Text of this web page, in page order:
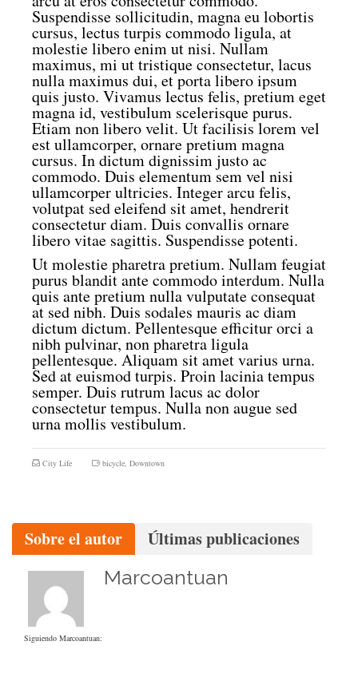
Suspendisse sollicitudin, magna eu lobortis
cursus, lectus turpis commodo ligula, at
molestie libero enim ut nisi. Nullam
maximus, mi ut tristique consectetur, lacus
nulla maximus dui, et porta libero ipsum
quis justo. Vivamus lectus felis, pretium eget
magna id, vestibulum scelerisque purus.
Etiam non libero velit. Ut facilisis lorem vel
est ullamcorper, ornare pretium magna
cursus. In dictum dignissim justo ac
commodo. Duis elementum sem vel nisi
ullamcorper ultricies. Integer arcu felis,
volutpat sed eleifend sit amet, hendrerit
consectetur diam. Duis convallis ornare
libero vitae sagittis. Suspendisse potenti.
Ut molestie pharetra pretium. Nullam feugiat
purus blandit ante commodo interdum. Nulla
quis ante pretium nulla vulputate consequat
at sed nibh. Duis sodales mauris ac diam
dictum dictum. Pellentesque efficitur orci a
nibh pulvinar, non pharetra ligula
pellentesque. Aliquam sit amet varius urna.
Sed at euismod turpis. Proin lacinia tempus
semper. Duis rutrum lacus ac dolor
consectetur tempus. Nulla non augue sed
urna mollis vestibulum.
City Life bicycle, Downtown
Sobre el autor Últimas publicaciones
Siguiendo Marcoantuan:
Marcoantuan